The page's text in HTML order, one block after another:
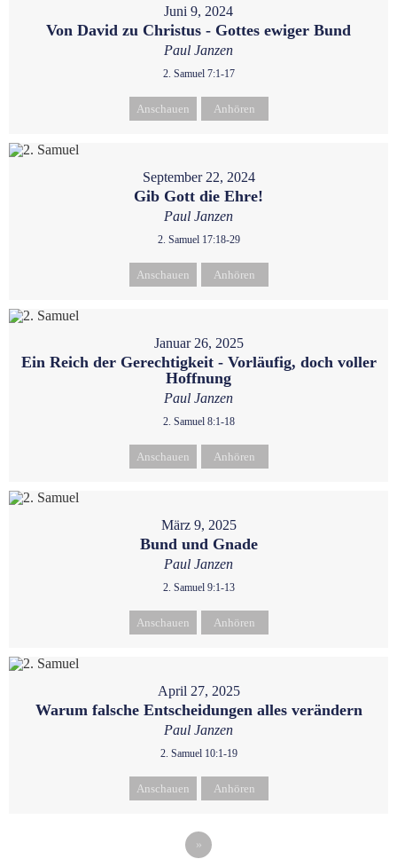
Juni 9, 2024
Von David zu Christus - Gottes ewiger Bund
Paul Janzen
2. Samuel 7:1-17
Anschauen Anhören
September 22, 2024
Gib Gott die Ehre!
Paul Janzen
2. Samuel 17:18-29
Anschauen Anhören
Januar 26, 2025
Ein Reich der Gerechtigkeit - Vorläufig, doch voller
Hoffnung
Paul Janzen
2. Samuel 8:1-18
Anschauen Anhören
März 9, 2025
Bund und Gnade
Paul Janzen
2. Samuel 9:1-13
Anschauen Anhören
April 27, 2025
Warum falsche Entscheidungen alles verändern
Paul Janzen
2. Samuel 10:1-19
Anschauen Anhören
»